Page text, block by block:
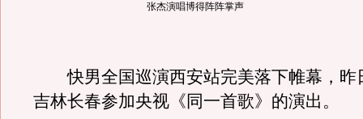
张杰演唱博得阵阵掌声
快男全国巡演西安站完美落下帷幕，昨
吉林长春参加央视《同一首歌》的演出。